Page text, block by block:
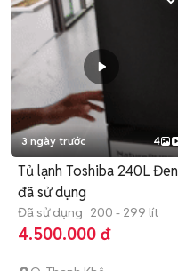
3 ngày trước 4
Tủ lạnh Toshiba 240L Đen
đã sử dụng
Đã sử dụng 200 - 299 lít
4.500.000 đ